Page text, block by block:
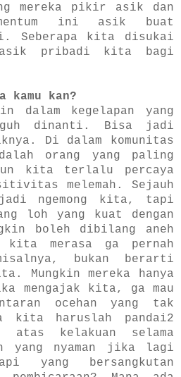
mereka pikir asik dan
ini asik buat
kita disukai
asik pribadi kita bagi
kamu kan?
dalam kegelapan yang
dinanti. Bisa jadi
Di dalam komunitas
orang yang paling
kita terlalu percaya
melemah. Sejauh
ngemong kita, tapi
loh yang kuat dengan
boleh dibilang aneh
merasa ga pernah
bukan berarti
Mungkin mereka hanya
mengajak kita, ga mau
ocehan yang tak
kita haruslah pandai2
atas kelakuan selama
yang nyaman jika lagi
yang bersangkutan